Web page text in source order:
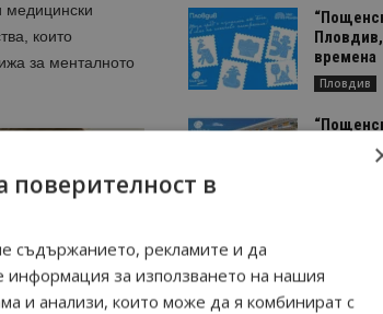
медицински
които
за менталното
времена
Пловдив
Перник
поверителност в
съдържанието, рекламите и да
за използването на нашия
и анализи, които може да я комбинират с